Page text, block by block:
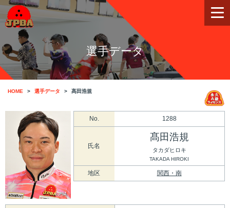
選手データ
HOME 選手データ 髙田浩規
No. 1288
氏名
髙田浩規
タカダヒロキ
TAKADA HIROKI
地区 関西・南